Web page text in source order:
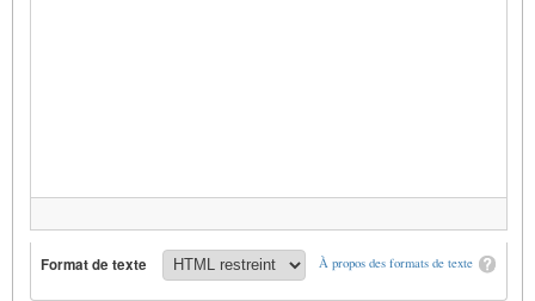
À propos des formats de texte
Format de texte